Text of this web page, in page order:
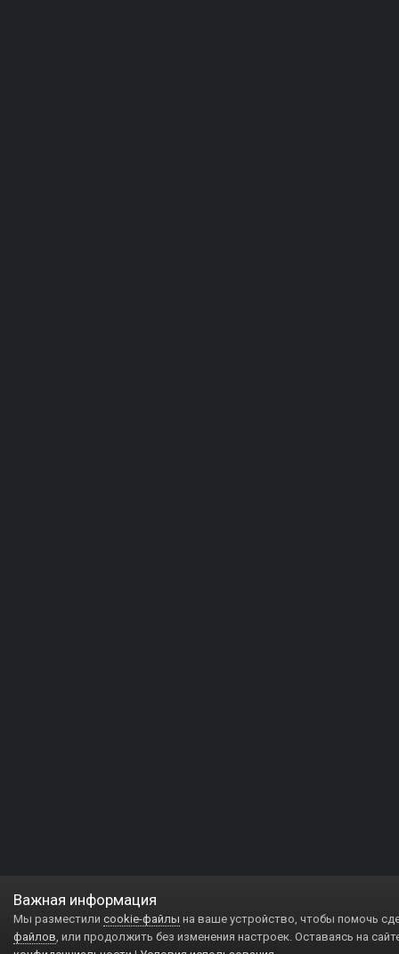
Важная информация
Мы разместили cookie-файлы на ваше устройство, чтобы помочь
файлов, или продолжить без изменения настроек. Оставаясь на